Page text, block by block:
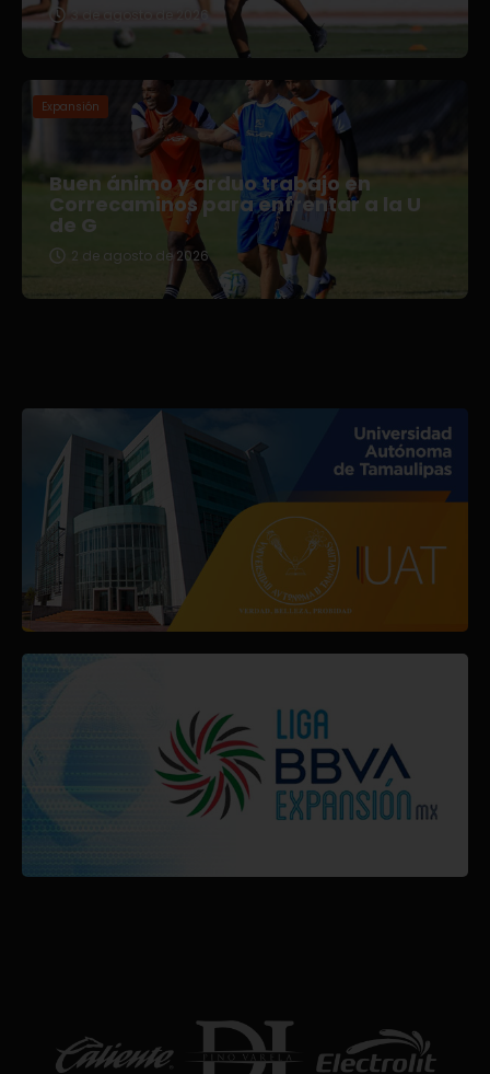
3 de agosto de 2026
Expansión
Buen ánimo y arduo trabajo en
Correcaminos para enfrentar a la U
de G
2 de agosto de 2026